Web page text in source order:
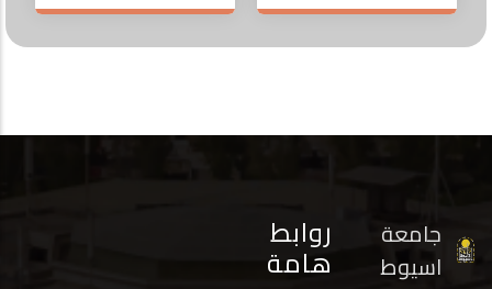
جامعة
اسيوط
روابط
هامة